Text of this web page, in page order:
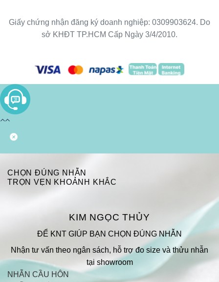
Giấy chứng nhận đăng ký doanh nghiệp: 0309903624. Do
sở KHĐT TP.HCM Cấp Ngày 3/4/2010.
CHỌN ĐÚNG NHẪN
TRỌN VẸN KHOẢNH KHẮC
KIM NGỌC THỦY
ĐỂ KNT GIÚP BẠN CHỌN ĐÚNG NHẪN
Nhận tư vấn theo ngân sách, hỗ trợ đo size và thửu nhẫn
tại showroom
NHẪN CẦU HÔN